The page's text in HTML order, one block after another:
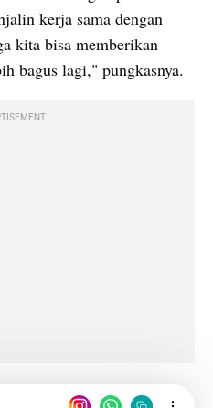
kerja sama dengan
kita bisa memberikan
bagus lagi," pungkasnya.